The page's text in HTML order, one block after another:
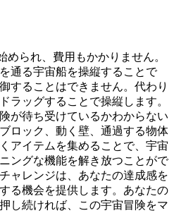
められ、費用もかかりません。
通る宇宙船を操縦することで
することはできません。代わり
ラッグすることで操縦します。
が待ち受けているかわからない
ロック、動く壁、通過する物体
アイテムを集めることで、宇宙
ングな機能を解き放つことがで
ャレンジは、あなたの達成感を
る機会を提供します。あなたの
し続ければ、この宇宙冒険をマ